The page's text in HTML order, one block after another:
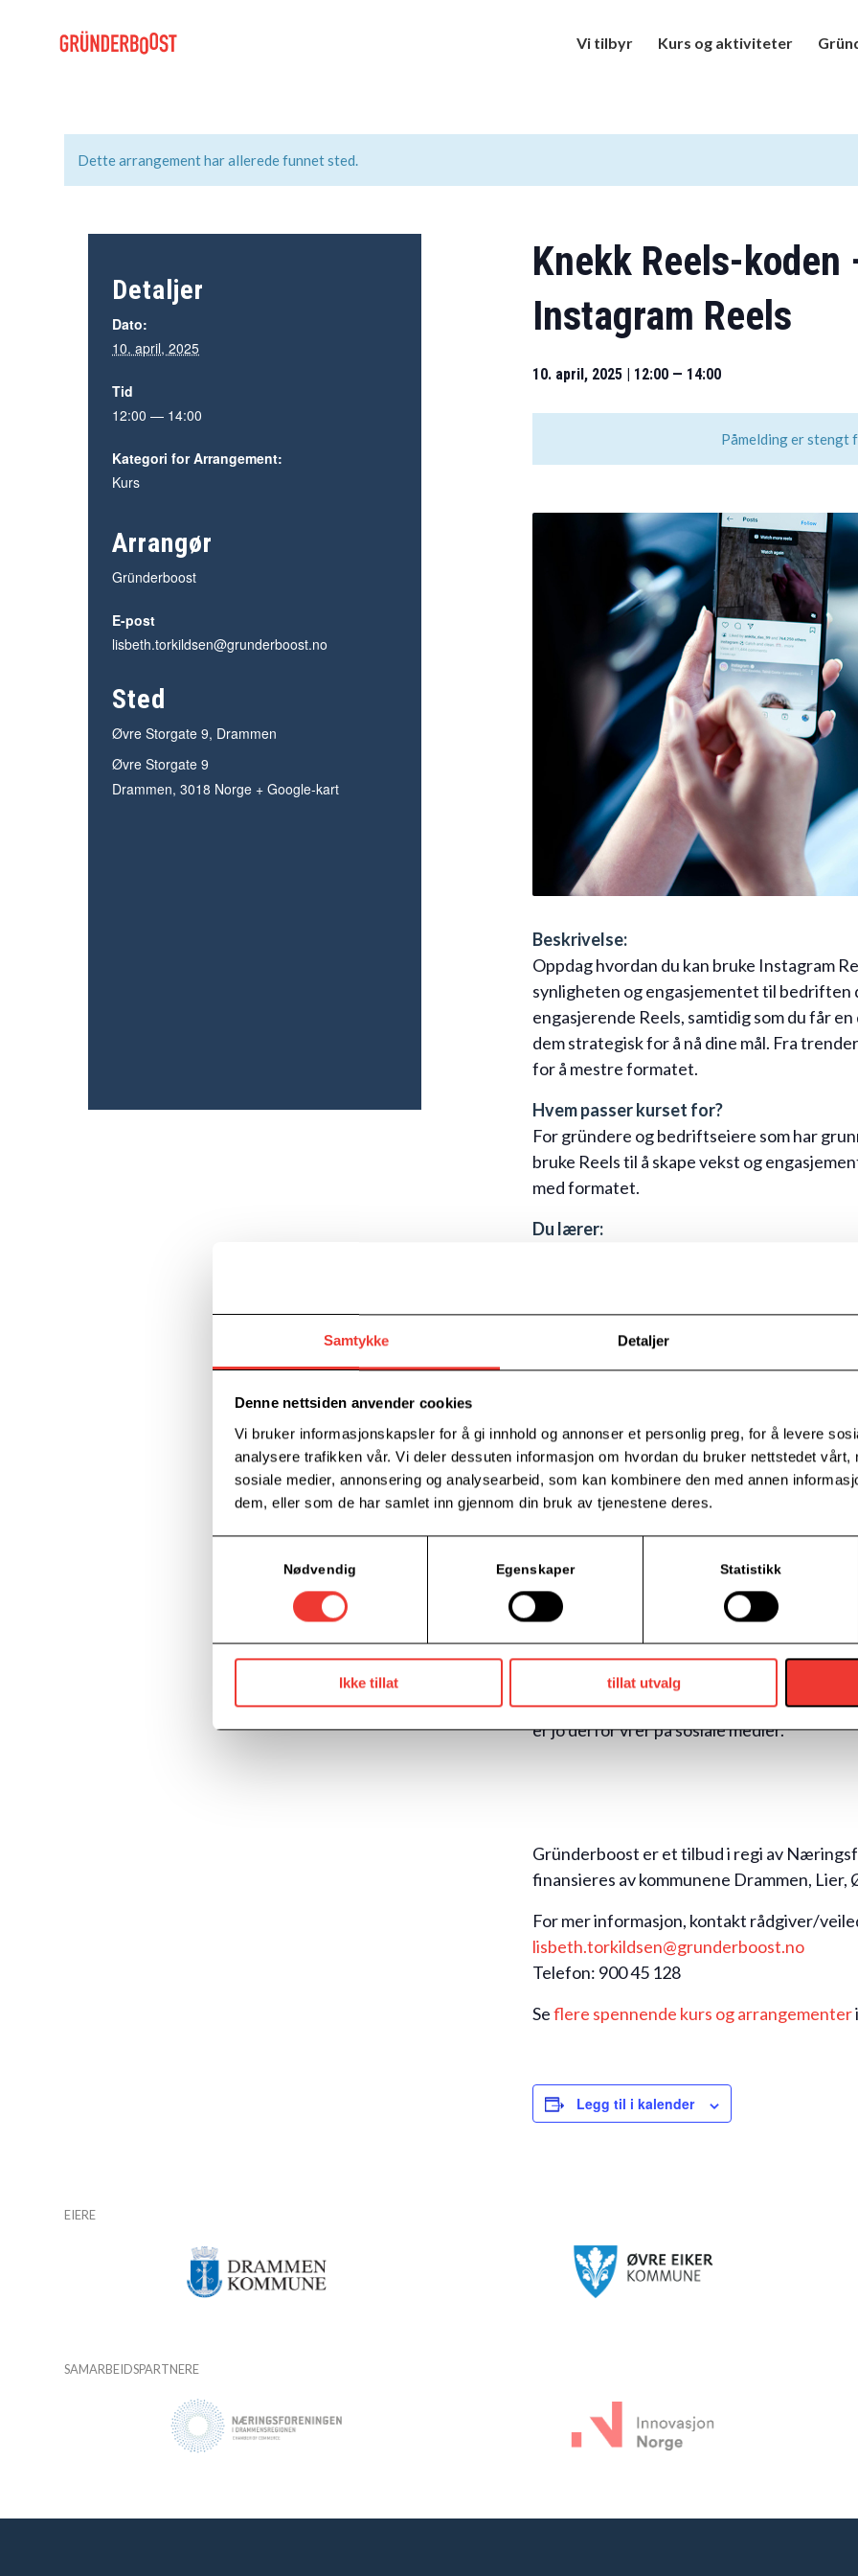
Samtykke Detaljer
Denne nettsiden anvender cookies
Vi bruker informasjonskapsler for å gi innhold og annonser et personlig preg, for å levere
analysere trafikken vår. Vi deler dessuten informasjon om hvordan du bruker nettstedet vårt,
sosiale medier, annonsering og analysearbeid, som kan kombinere den med annen
dem, eller som de har samlet inn gjennom din bruk av tjenestene deres.
Nødvendig Egenskaper Statistikk
Ikke tillat tillat utvalg
Vi tilbyr Kurs og aktiviteter
Dette arrangement har allerede funnet sted.
Knekk Reels-
Instagram Reels
10. april, 2025 | 12:00 — 14:00
Påmelding er stengt
Beskrivelse:
Oppdag hvordan du kan bruke Instagram
synligheten og engasjementet til
engasjerende Reels, samtidig som du får
dem strategisk for å nå dine mål. Fra
for å mestre formatet.
Hvem passer kurset for?
For gründere og bedriftseiere som har
bruke Reels til å skape vekst og
med formatet.
Du lærer:
Hvordan lage Reels som skiller seg ut
Hvordan øke sannsynligheten for at de
Strategier for å bruke Reels til å bygge
Kombinasjon av teori, praktiske
Kursleder er
Hun har lang
markedsføring.
å markedsføre
Kristine har laget
kunder, folk og
med sosiale
enkelt som mulig å lage godt innhold som
er jo derfor vi er på sosiale medier.
Gründerboost er et tilbud i regi av
finansieres av kommunene Drammen,
For mer informasjon, kontakt rådgiver/
lisbeth.torkildsen@grunderboost.no
Telefon: 900 45 128
Seflere spennende kurs og arrangementer
Legg til i kalender
Detaljer
Dato:
10. april, 2025
Tid
12:00 — 14:00
Kategori for Arrangement:
Kurs
Arrangør
Gründerboost
E-post
lisbeth.torkildsen@grunderboost.no
Sted
Øvre Storgate 9, Drammen
Øvre Storgate 9
Drammen, 3018 Norge + Google-kart
EIERE
SAMARBEIDSPARTNERE